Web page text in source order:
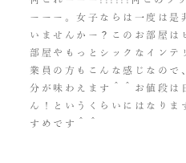
ーーー。女子ならは一度は是
いませんかー？このお部屋は
部屋やもっとシックなインテ
業員の方もこんな感じなので
分が味わえます＾＾お値段は
ん！というくらいにはなりま
すめです＾＾